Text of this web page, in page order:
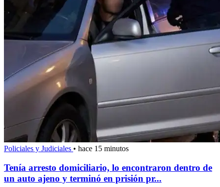
Policiales y Judiciales • hace 15 minutos
Tenía arresto domiciliario, lo encontraron dentro de
un auto ajeno y terminó en prisión pr...